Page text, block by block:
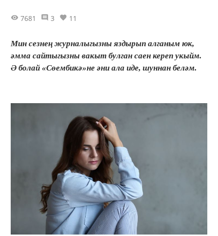
7681 3 11
Мин сезнең журналыгызны яздырып алганым юк,
әмма сайтыгызны вакыт булган саен кереп укыйм.
Ә болай «Сөембикә»не әни ала иде, шуннан беләм.